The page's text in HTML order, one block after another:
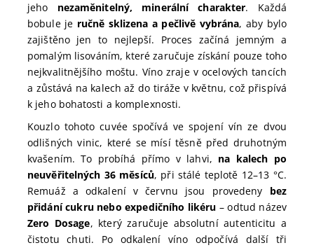
jeho nezaměnitelný, minerální charakter. Každá
bobule je ručně sklizena a pečlivě vybrána, aby bylo
zajištěno jen to nejlepší. Proces začíná jemným a
pomalým lisováním, které zaručuje získání pouze toho
nejkvalitnějšího moštu. Víno zraje v ocelových tancích
a zůstává na kalech až do tiráže v květnu, což přispívá
k jeho bohatosti a komplexnosti.
Kouzlo tohoto cuvée spočívá ve spojení vín ze dvou
odlišných vinic, které se mísí těsně před druhotným
kvašením. To probíhá přímo v lahvi, na kalech po
neuvěřitelných 36 měsíců, při stálé teplotě 12–13 °C.
Remuáž a odkalení v červnu jsou provedeny bez
přidání cukru nebo expedičního likéru – odtud název
Zero Dosage, který zaručuje absolutní autenticitu a
čistotu chuti. Po odkalení víno odpočívá další tři